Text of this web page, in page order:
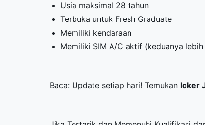
Usia maksimal 28 tahun
Terbuka untuk Fresh Graduate
Memiliki kendaraan
Memiliki SIM A/C aktif (keduanya lebih
Baca: Update setiap hari! Temukan loker